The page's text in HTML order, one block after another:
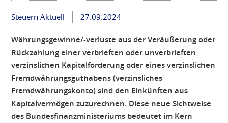
Steuern Aktuell 27.09.2024
Währungsgewinne/-verluste aus der Veräußerung oder
Rückzahlung einer verbrieften oder unverbrieften
verzinslichen Kapitalforderung oder eines verzinslichen
Fremdwährungsguthabens (verzinsliches
Fremdwährungskonto) sind den Einkünften aus
Kapitalvermögen zuzurechnen. Diese neue Sichtweise
des Bundesfinanzministeriums bedeutet im Kern